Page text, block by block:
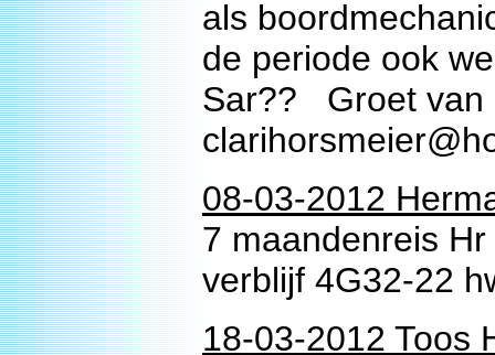
als
de periode ook
Sar?? Groet
08-03-2012
7 maandenreis
verblijf 4G32-22
18-03-2012 Toos